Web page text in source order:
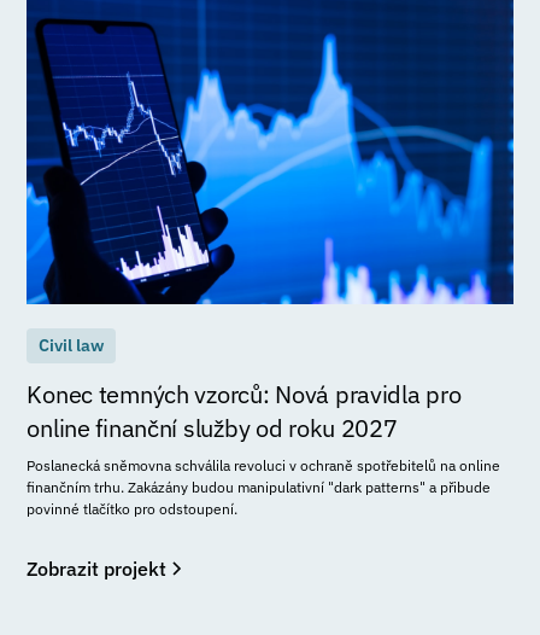
Civil law
Konec temných vzorců: Nová pravidla pro
online finanční služby od roku 2027
Poslanecká sněmovna schválila revoluci v ochraně spotřebitelů na online
finančním trhu. Zakázány budou manipulativní "dark patterns" a přibude
povinné tlačítko pro odstoupení.
Zobrazit projekt